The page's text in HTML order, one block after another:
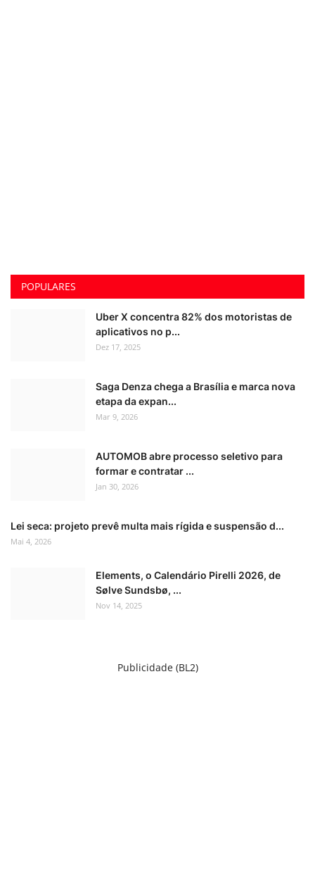
POPULARES
Uber X concentra 82% dos motoristas de
aplicativos no p...
Dez 17, 2025
Saga Denza chega a Brasília e marca nova
etapa da expan...
Mar 9, 2026
AUTOMOB abre processo seletivo para
formar e contratar ...
Jan 30, 2026
Lei seca: projeto prevê multa mais rígida e suspensão d...
Mai 4, 2026
Elements, o Calendário Pirelli 2026, de
Sølve Sundsbø, ...
Nov 14, 2025
Publicidade (BL2)